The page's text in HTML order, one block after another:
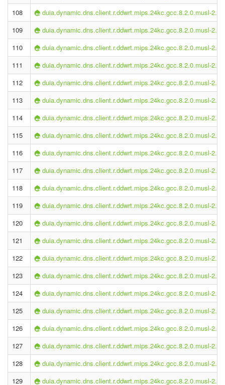
108
duia.dynamic.dns.client.r.ddwrt.mips.24kc.gcc.8.2.0.musl-
109
duia.dynamic.dns.client.r.ddwrt.mips.24kc.gcc.8.2.0.musl-
110
duia.dynamic.dns.client.r.ddwrt.mips.24kc.gcc.8.2.0.musl-
111
duia.dynamic.dns.client.r.ddwrt.mips.24kc.gcc.8.2.0.musl-
112
duia.dynamic.dns.client.r.ddwrt.mips.24kc.gcc.8.2.0.musl-
113
duia.dynamic.dns.client.r.ddwrt.mips.24kc.gcc.8.2.0.musl-
114
duia.dynamic.dns.client.r.ddwrt.mips.24kc.gcc.8.2.0.musl-
115
duia.dynamic.dns.client.r.ddwrt.mips.24kc.gcc.8.2.0.musl-
116
duia.dynamic.dns.client.r.ddwrt.mips.24kc.gcc.8.2.0.musl-
117
duia.dynamic.dns.client.r.ddwrt.mips.24kc.gcc.8.2.0.musl-
118
duia.dynamic.dns.client.r.ddwrt.mips.24kc.gcc.8.2.0.musl-
119
duia.dynamic.dns.client.r.ddwrt.mips.24kc.gcc.8.2.0.musl-
120
duia.dynamic.dns.client.r.ddwrt.mips.24kc.gcc.8.2.0.musl-
121
duia.dynamic.dns.client.r.ddwrt.mips.24kc.gcc.8.2.0.musl-
122
duia.dynamic.dns.client.r.ddwrt.mips.24kc.gcc.8.2.0.musl-
123
duia.dynamic.dns.client.r.ddwrt.mips.24kc.gcc.8.2.0.musl-
124
duia.dynamic.dns.client.r.ddwrt.mips.24kc.gcc.8.2.0.musl-
125
duia.dynamic.dns.client.r.ddwrt.mips.24kc.gcc.8.2.0.musl-
126
duia.dynamic.dns.client.r.ddwrt.mips.24kc.gcc.8.2.0.musl-
127
duia.dynamic.dns.client.r.ddwrt.mips.24kc.gcc.8.2.0.musl-
128
duia.dynamic.dns.client.r.ddwrt.mips.24kc.gcc.8.2.0.musl-
129
duia.dynamic.dns.client.r.ddwrt.mips.24kc.gcc.8.2.0.musl-